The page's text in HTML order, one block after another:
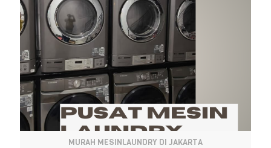
MURAH MESINLAUNDRY DI JAKARTA